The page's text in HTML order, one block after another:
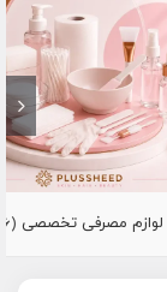
لوازم مصرفی تخصصی (16)